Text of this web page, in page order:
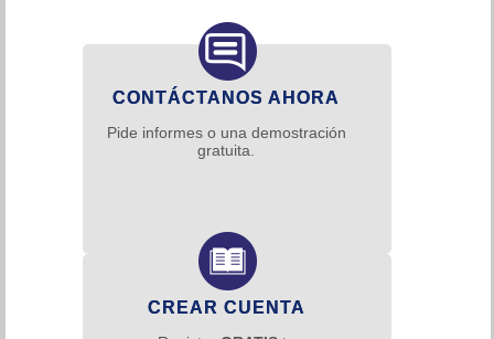
CONTÁCTANOS AHORA
Pide informes o una demostración
gratuita.
CREAR CUENTA